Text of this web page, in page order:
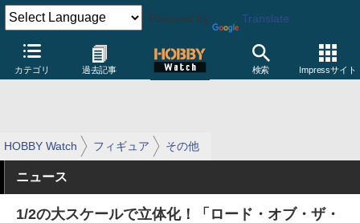
Powered by Translate
カテゴリ 過去記事 検索 Impressサイト
HOBBY Watch フィギュア その他
ニュース
1/2の大スケールで立体化！「ロード・オブ・ザ・